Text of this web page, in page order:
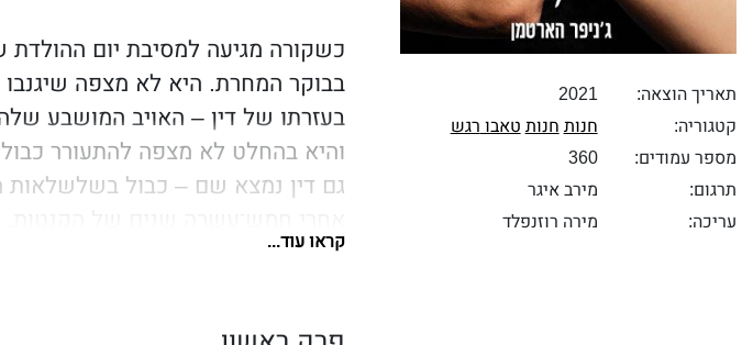
תאריך הוצאה:
2021
קטגוריה:
חנותחנותטאבורגש
מספר עמודים:
360
תרגום:
מירב איגר
עריכה:
מירה רוזנפלד
כשקורה מגיעה למסיבת יום
בבוקר המחרת. היא לא מצפה
בעזרתו של דין – האויב המושבע
והיא בהחלט לא מצפה להתעורר
גם דין נמצא שם – כבול בשלשלאות
שני האנשים שתמיד חשבו שיהרגו
קראו עוד...